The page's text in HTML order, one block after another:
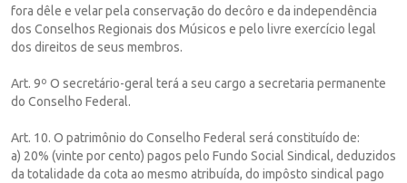
fora dêle e velar pela conservação do decôro e da independência
dos Conselhos Regionais dos Músicos e pelo livre exercício legal
dos direitos de seus membros.
Art. 9º O secretário-geral terá a seu cargo a secretaria permanente
do Conselho Federal.
Art. 10. O patrimônio do Conselho Federal será constituído de:
a) 20% (vinte por cento) pagos pelo Fundo Social Sindical, deduzidos
da totalidade da cota ao mesmo atribuída, do impôsto sindical pago